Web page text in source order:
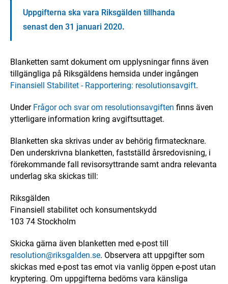
Uppgifterna ska vara Riksgälden tillhanda
senast den 31 januari 2020.
Blanketten samt dokument om upplysningar finns även
tillgängliga på Riksgäldens hemsida under ingången
Finansiell Stabilitet - Rapportering: resolutionsavgift.
Under Frågor och svar om resolutionsavgiften finns även
ytterligare information kring avgiftsuttaget.
Blanketten ska skrivas under av behörig firmatecknare.
Den underskrivna blanketten, fastställd årsredovisning, i
förekommande fall revisorsyttrande samt andra relevanta
underlag ska skickas till:
Riksgälden
Finansiell stabilitet och konsumentskydd
103 74 Stockholm
Skicka gärna även blanketten med e-post till
resolution@riksgalden.se. Observera att uppgifter som
skickas med e-post tas emot via vanlig öppen e-post utan
kryptering. Om uppgifterna bedöms vara känsliga